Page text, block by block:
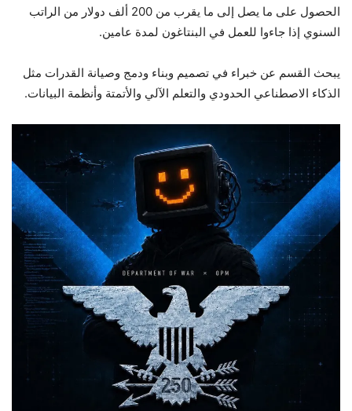
الحصول على ما يصل إلى ما يقرب من 200 ألف دولار من الراتب
السنوي إذا جاءوا للعمل في البنتاغون لمدة عامين.
يبحث القسم عن خبراء في تصميم وبناء ودمج وصيانة القدرات مثل
الذكاء الاصطناعي الحدودي والتعلم الآلي والأتمتة وأنظمة البيانات.